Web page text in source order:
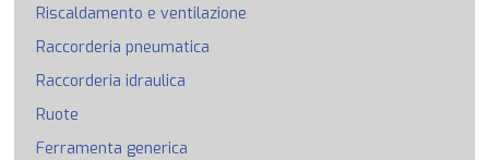
Riscaldamento e ventilazione
Raccorderia pneumatica
Raccorderia idraulica
Ruote
Ferramenta generica